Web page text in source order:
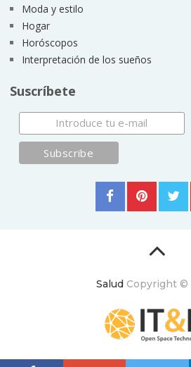
Moda y estilo
Hogar
Horóscopos
Interpretación de los sueños
Suscríbete
SaludCopyright ©